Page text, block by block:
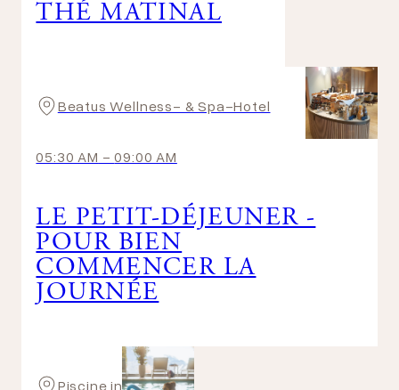
THÉ MATINAL
Beatus Wellness- & Spa-Hotel
05:30 AM -09:00 AM
LE PETIT-DÉJEUNER -
POUR BIEN
COMMENCER LA
JOURNÉE
Piscine intérieure